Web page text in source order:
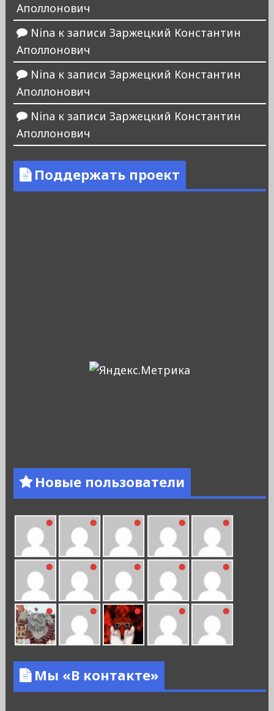
Аполлонович
Nina к записи Заржецкий Константин
Аполлонович
Nina к записи Заржецкий Константин
Аполлонович
Nina к записи Заржецкий Константин
Аполлонович
Поддержать проект
Новые пользователи
Мы «В контакте»